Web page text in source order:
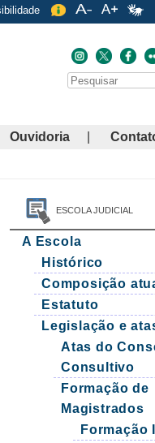
Buscar
Search
Ouvidoria
ESCOLA JUDICIAL
A Escola
Histórico
Composição
Estatuto
Legislação e
Atas do
Consultivo
Formação de
Magistrados
Formação